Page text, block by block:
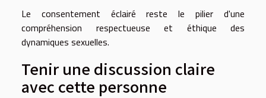
Le consentement éclairé reste le pilier d'une
compréhension respectueuse et éthique des
dynamiques sexuelles.
Tenir une discussion claire
avec cette personne